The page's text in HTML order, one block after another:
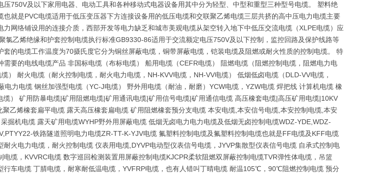
压750V及以下家用电器、电动工具和各种移动式电器设备用其中分为轻型、中型和重型三种型号电缆。 塑料绝
也就是PVC电缆适用于低压变压器下方连接设备用的低压电缆和交联聚乙烯电缆三层共挤的高中压电力电缆主要
力网络铺设用的连接介质，西部开发等电力缺乏和城市美观电缆从架空转入地下中低压交流电缆（XLPE电缆）应
氯乙烯绝缘和护套控制电缆执行标准GB9330-86适用于交流额定电压750V及以下控制，监控回路及保护线路等
套的电缆工作温度为70摄氏度它分为铜丝屏蔽电缆，铜带屏蔽电缆，铠装电缆及阻燃或耐火性质的控制电缆。 特
需要的电线电缆产品 非国标电缆（布标电缆） 船用电缆（CEFR电缆） 阻燃电缆（阻燃控制电缆，阻燃电力电
） 耐火电缆（耐火控制电缆，耐火电力电缆，NH-KVV电缆，NH-VV电缆） 低烟低卤电缆（DLD-VV电缆，
电力电缆 钢丝加强型电缆（YC-J电缆） 野外用电缆（耐油，耐磨）YCW电缆，YZW电缆 焊把线 计算机电缆 橡
缆） 矿用防暴电缆|矿用阻燃电缆|矿用通讯电缆|矿用信号电缆|矿用通信电缆 高压橡套电缆|高压矿用电缆|10KV
乙烯橡套扁平电缆 露天高压橡套扁电缆 矿用阻燃橡套预分支电缆 本安电缆,本安信号电缆,本安控制电缆,本安
掘机电缆 露天矿用电缆WYHP野外用屏蔽电缆 低烟无卤电力电力电缆及低烟无卤控制电缆WDZ-YDE,WDZ-
铁路隧道照明电力电缆ZR-TT-K-YJV电缆 氟塑料控制电缆及氟塑料控制电缆也就是FF电缆及KFF电缆
耐火电力电缆，耐火控制电缆 仪表用电缆,DYVP电动型仪表信号电缆，JYVP集散型仪表信号电缆 自承式控制电
电缆，KVVRC电缆 数字巡回检测装置用屏蔽控制电缆KJCPR柔软阻燃双屏蔽控制电缆TVR弹性体电缆，吊篮
行车电缆 丁腈电缆，耐寒耐低温电缆，YVFRP电缆，也有人错叫丁晴电缆 耐温105℃，90℃阻燃控制电缆 预分